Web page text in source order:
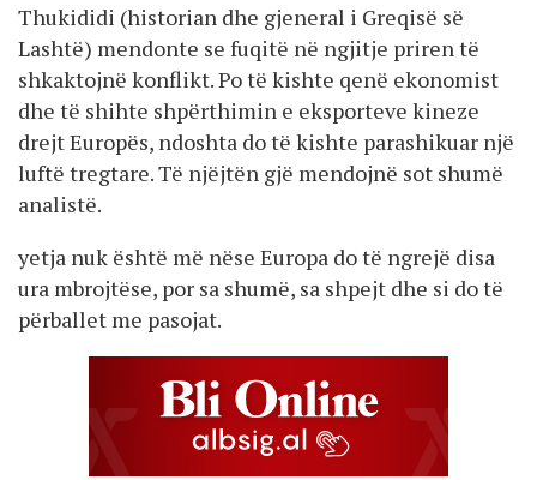
Thukididi (historian dhe gjeneral i Greqisë së
Lashtë) mendonte se fuqitë në ngjitje priren të
shkaktojnë konflikt. Po të kishte qenë ekonomist
dhe të shihte shpërthimin e eksporteve kineze
drejt Europës, ndoshta do të kishte parashikuar një
luftë tregtare. Të njëjtën gjë mendojnë sot shumë
analistë.
yetja nuk është më nëse Europa do të ngrejë disa
ura mbrojtëse, por sa shumë, sa shpejt dhe si do të
përballet me pasojat.